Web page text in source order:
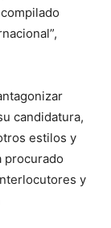
candidatura,
estilos y
procurado
y